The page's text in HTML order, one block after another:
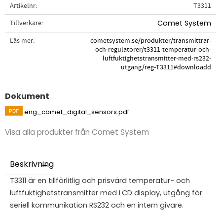
Artikelnr
T3311
Tillverkare
Comet System
Läs mer
cometsystem.se/produkter/transmittrar-
och-regulatorer/t3311-temperatur-och-
luftfuktighetstransmitter-med-rs232-
utgang/reg-T3311#downloadd
Dokument
eng_comet_digital_sensors.pdf
Visa alla produkter från Comet System
Beskrivning
T3311 är en tillförlitlig och prisvärd temperatur- och
luftfuktighetstransmitter med LCD display, utgång för
seriell kommunikation RS232 och en intern givare.